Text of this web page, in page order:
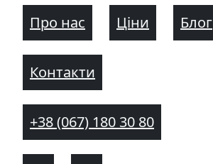
Про нас Ціни Блог
Контакти
+38 (067) 180 30 80